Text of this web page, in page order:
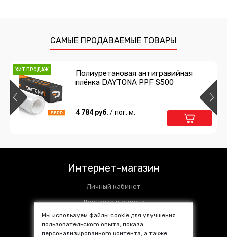
САМЫЕ ПРОДАВАЕМЫЕ ТОВАРЫ
ХИТ ПРОДАЖ
Полиуретановая антигравийная
плёнка DAYTONA PPF S500
4 784 руб. / пог. м.
Интернет-магазин
Личный кабинет
Доставка и оплата
Установочные центры
Контакты
Мы используем файлы cookie для улучшения
пользовательского опыта, показа
персонализированного контента, а также